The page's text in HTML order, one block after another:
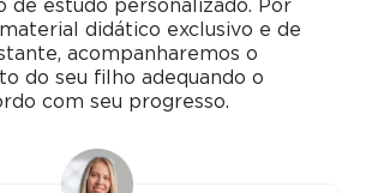
de estudo personalizado. Por
didático exclusivo e de
acompanharemos o
do seu filho adequando o
com seu progresso.